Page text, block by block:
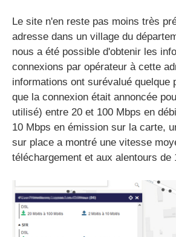
Le site n'en reste pas moins très
adresse dans un village du
nous a été possible d'obtenir les
connexions par opérateur à cette
informations ont surévalué quelque
que la connexion était annoncée
utilisé) entre 20 et 100 Mbps en
10 Mbps en émission sur la carte,
sur place a montré une vitesse
téléchargement et aux alentours de